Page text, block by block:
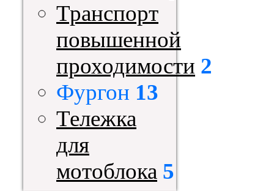
Транспорт
повышенной
проходимости 2
Фургон 13
Тележка
для
мотоблока 5